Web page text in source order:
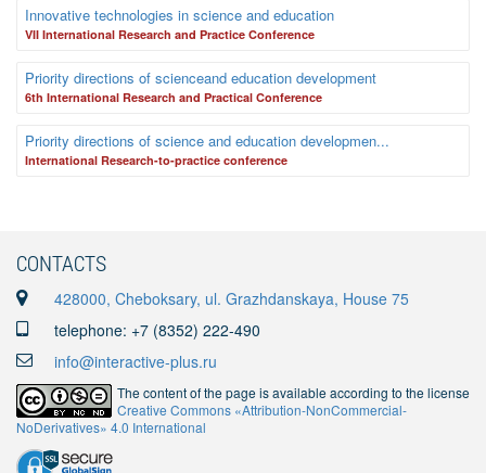
Innovative technologies in science and education
VII International Research and Practice Conference
Priority directions of scienceand education development
6th International Research and Practical Conference
Priority directions of science and education developmen...
International Research-to-practice conference
CONTACTS
428000, Cheboksary, ul. Grazhdanskaya, House 75
telephone: +7 (8352) 222-490
info@interactive-plus.ru
The content of the page is available according to the license
Creative Commons «Attribution-NonCommercial-
NoDerivatives» 4.0 International